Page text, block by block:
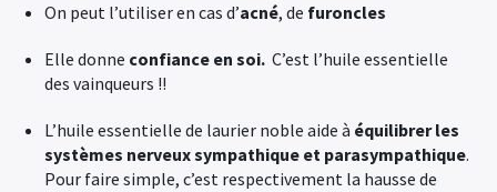
On peut l’utiliser en cas d’acné, de furoncles
Elle donne confiance en soi. C’est l’huile essentielle
des vainqueurs !!
L’huile essentielle de laurier noble aide à équilibrer les
systèmes nerveux sympathique et parasympathique.
Pour faire simple, c’est respectivement la hausse de